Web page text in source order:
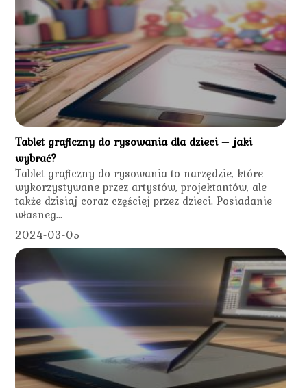
Tablet graficzny do rysowania dla dzieci – jaki
wybrać?
Tablet graficzny do rysowania to narzędzie, które
wykorzystywane przez artystów, projektantów, ale
także dzisiaj coraz częściej przez dzieci. Posiadanie
własneg...
2024-03-05